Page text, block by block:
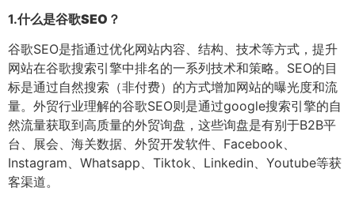
1.什么是谷歌SEO？
谷歌SEO是指通过优化网站内容、结构、技术等方式，提升
网站在谷歌搜索引擎中排名的一系列技术和策略。SEO的目
标是通过自然搜索（非付费）的方式增加网站的曝光度和流
量。外贸行业理解的谷歌SEO则是通过google搜索引擎的自
然流量获取到高质量的外贸询盘，这些询盘是有别于B2B平
台、展会、海关数据、外贸开发软件、Facebook、
Instagram、Whatsapp、Tiktok、Linkedin、Youtube等获
客渠道。